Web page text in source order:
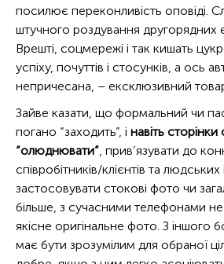
посилює переконливість оповіді.
штучного роздування другорядних
Врешті, соцмережі і так кишать
успіху, почуттів і стосунків, а ось
непричесана, – ексклюзивний
Зайве казати, що формальний чи
погано “заходить”, і навіть сторінки
“олюднювати”, прив’язувати до
співробітників/клієнтів та
застосовувати стокові фото чи
більше, з сучасними телефонами
якісне оригінальне фото. З іншого
має бути зрозумілим для обраної